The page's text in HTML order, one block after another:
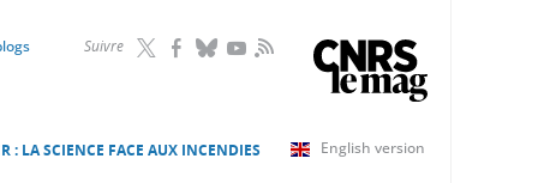
Suivre RSS
English version
: LA SCIENCE FACE AUX INCENDIES